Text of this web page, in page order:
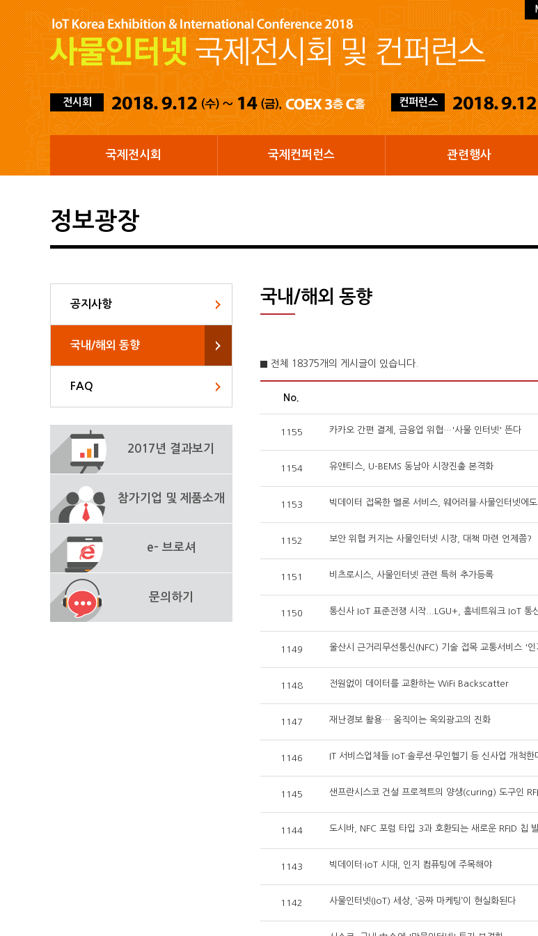
전시회 컨퍼런스
국제전시회 국제컨퍼런스 관련행사
정보광장
공지사항
국내/해외 동향
FAQ
2017년 결과보기
참가기업 및 제품소개
e- 브로셔
문의하기
국내/해외 동향
전체 18375개의 게시글이 있습니다.
No.
1155 카카오 간편 결제, 금융업 위협…'사물 인터넷' 뜬다
1154 유앤티스, U-BEMS 동남아 시장진출 본격화
1153 빅데이터 접목한 멜론 서비스, 웨어러블·사물인터넷에
1152 보안 위협 커지는 사물인터넷 시장, 대책 마련 언제쯤?
1151 비츠로시스, 사물인터넷 관련 특허 추가등록
1150 통신사 IoT 표준전쟁 시작...LGU+, 홈네트워크 IoT 통
1149 울산시 근거리무선통신(NFC) 기술 접목 교통서비스 '인
1148 전원없이 데이터를 교환하는 WiFi Backscatter
1147 재난경보 활용… 움직이는 옥외광고의 진화
1146 IT 서비스업체들 IoT·솔루션·무인헬기 등 신사업 개척한
1145 샌프란시스코 건설 프로젝트의 양생(curing) 도구인
1144 도시바, NFC 포럼 타입 3과 호환되는 새로운 RFID 칩
1143 빅데이터·IoT 시대, 인지 컴퓨팅에 주목해야
1142 사물인터넷(IoT) 세상, ‘공짜 마케팅’이 현실화된다